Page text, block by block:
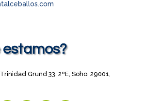
estamos?
Grund 33, 2ºE, Soho, 29001,